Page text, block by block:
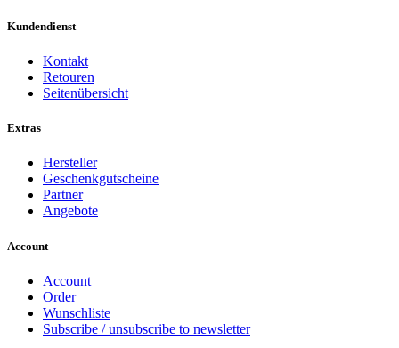
Kundendienst
Kontakt
Retouren
Seitenübersicht
Extras
Hersteller
Geschenkgutscheine
Partner
Angebote
Account
Account
Order
Wunschliste
Subscribe / unsubscribe to newsletter